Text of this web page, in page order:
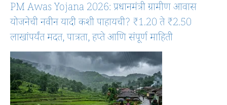
PM Awas Yojana 2026: प्रधानमंत्री ग्रामीण आवास
योजनेची नवीन यादी कशी पाहायची? ₹1.20 ते ₹2.50
लाखांपर्यंत मदत, पात्रता, हप्ते आणि संपूर्ण माहिती